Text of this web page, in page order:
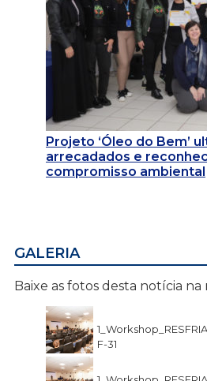
Projeto ‘Óleo do Bem’
arrecadados e
compromisso ambiental
GALERIA
Baixe as fotos desta notícia na
F-31